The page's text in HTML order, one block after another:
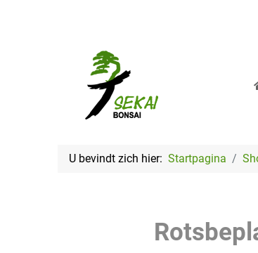
U bevindt zich hier: Startpagina